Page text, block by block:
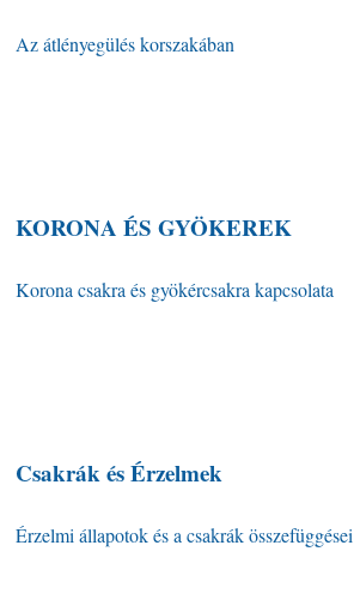
Az átlényegülés korszakában
KORONA ÉS GYÖKEREK
Korona csakra és gyökércsakra kapcsolata
Csakrák és Érzelmek
Érzelmi állapotok és a csakrák összefüggései